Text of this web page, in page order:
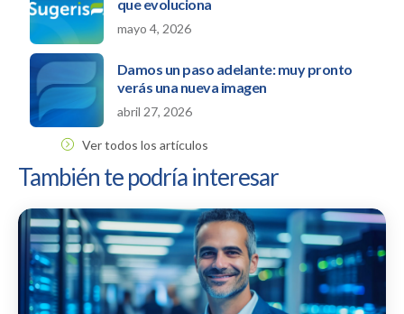
que evoluciona
mayo 4, 2026
Damos un paso adelante: muy pronto
verás una nueva imagen
abril 27, 2026
Ver todos los artículos
También te podría interesar